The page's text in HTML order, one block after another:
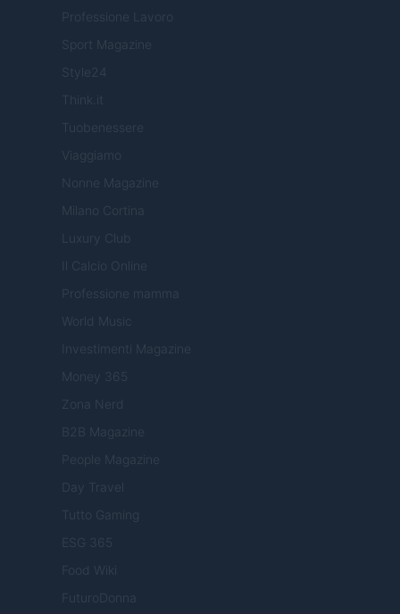
Professione Lavoro
Sport Magazine
Style24
Think.it
Tuobenessere
Viaggiamo
Nonne Magazine
Milano Cortina
Luxury Club
Il Calcio Online
Professione mamma
World Music
Investimenti Magazine
Money 365
Zona Nerd
B2B Magazine
People Magazine
Day Travel
Tutto Gaming
ESG 365
Food Wiki
FuturoDonna